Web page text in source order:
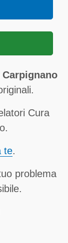
Cura
te.
problema